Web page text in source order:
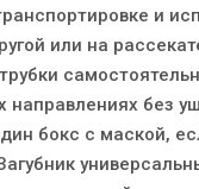
и
или на
направлениях
бокс с маской,